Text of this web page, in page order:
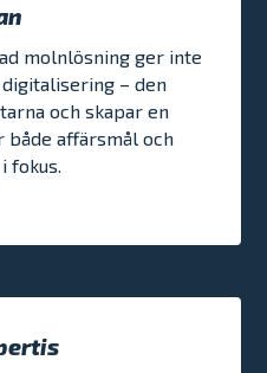
molnlösning ger inte
– den
och skapar en
affärsmål och
fokus.